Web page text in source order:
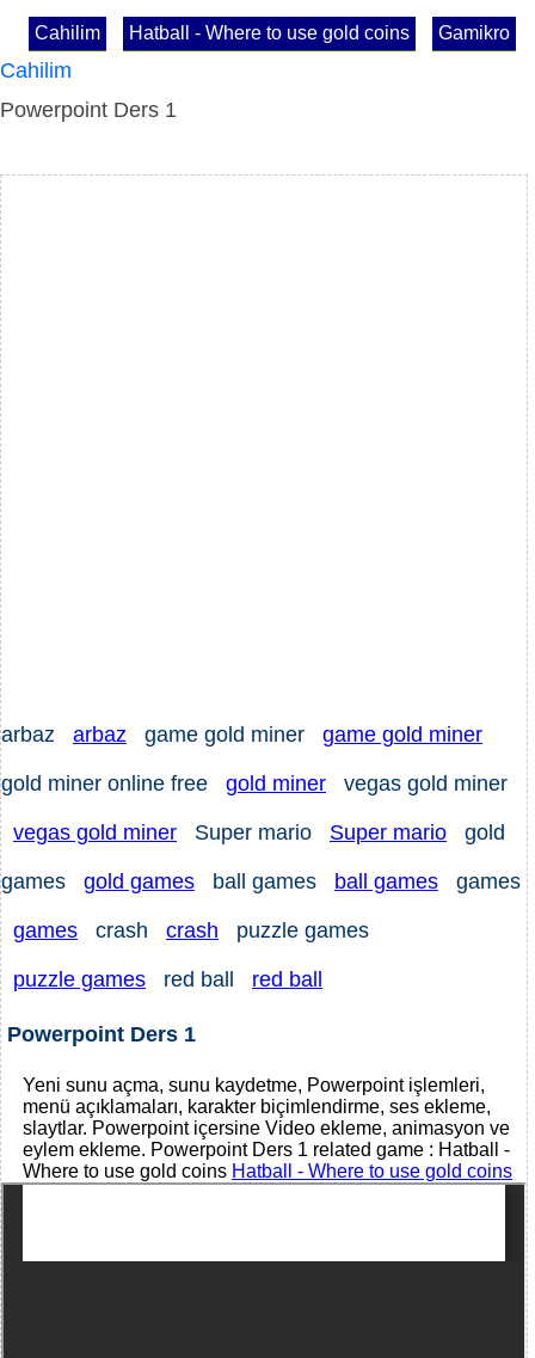
Gamikro
Hatball - Where to use gold coins
Cahilim
Cahilim
Powerpoint Ders 1
arbaz arbaz game gold miner game gold miner
gold miner online free gold miner vegas gold miner
vegas gold miner Super mario Super mario gold
games gold games ball games ball games games
games crash crash puzzle games
puzzle games red ball red ball
Powerpoint Ders 1
Yeni sunu açma, sunu kaydetme, Powerpoint işlemleri,
menü açıklamaları, karakter biçimlendirme, ses ekleme,
slaytlar. Powerpoint içersine Video ekleme, animasyon ve
eylem ekleme. Powerpoint Ders 1 related game : Hatball -
Where to use gold coins Hatball - Where to use gold coins